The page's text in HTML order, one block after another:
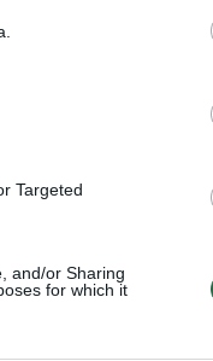
Targeted
and/or Sharing
for which it
patyčios ir
vardą